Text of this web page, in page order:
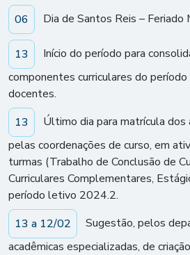
06 Dia de Santos Reis – Feriado
13
Início do período para
componentes curriculares do
docentes.
13
Último dia para matrícula dos
pelas coordenações de curso, em
turmas (Trabalho de Conclusão de
Curriculares Complementares,
período letivo 2024.2.
13 a 12/02
Sugestão, pelos
acadêmicas especializadas, de